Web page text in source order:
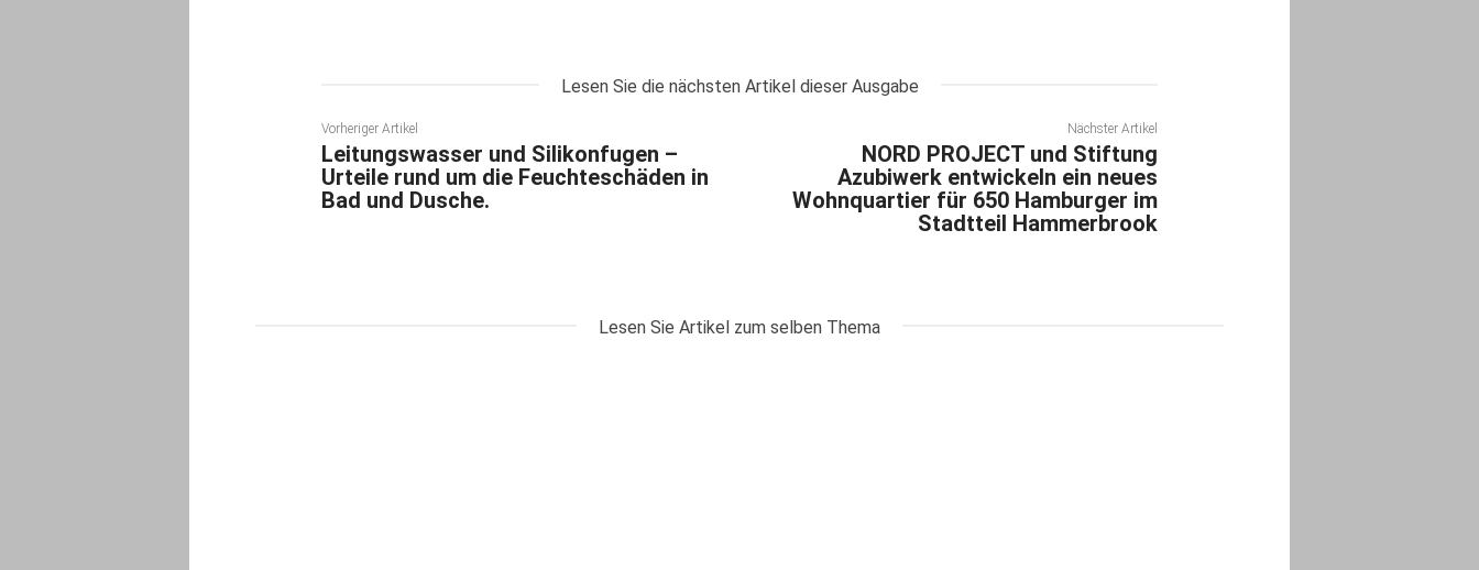
Lesen Sie die nächsten Artikel dieser Ausgabe
Vorheriger Artikel
Leitungswasser und Silikonfugen –
Urteile rund um die Feuchteschäden in
Bad und Dusche.
Nächster Artikel
NORD PROJECT und Stiftung
Azubiwerk entwickeln ein neues
Wohnquartier für 650 Hamburger im
Stadtteil Hammerbrook
Lesen Sie Artikel zum selben Thema